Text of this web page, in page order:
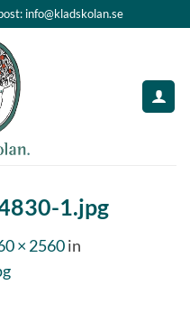
info@kladskolan.se
1.jpg
× 2560in